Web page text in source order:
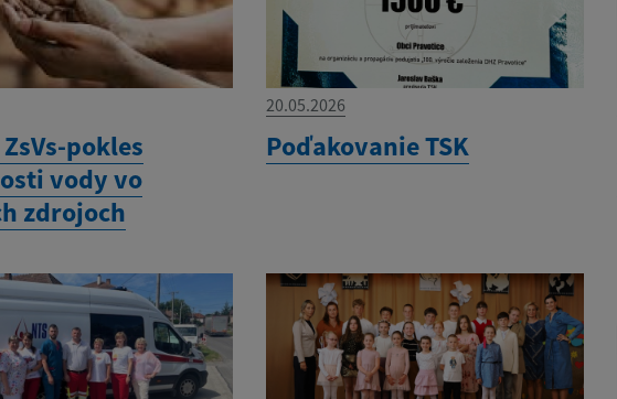
pokles
vody vo
zdrojoch
20.05.2026
Poďakovanie TSK